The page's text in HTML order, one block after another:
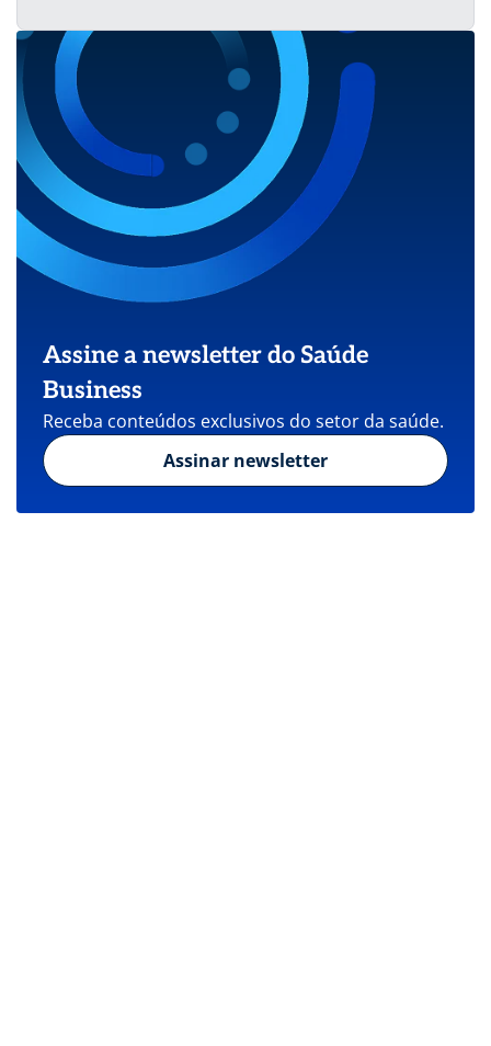
Assine a newsletter do Saúde
Business
Receba conteúdos exclusivos do setor da saúde.
Assinar newsletter